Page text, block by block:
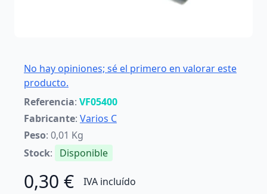
No hay opiniones; sé el primero en valorar este
producto.
Referencia: VF05400
Fabricante: Varios C
Peso: 0,01 Kg
Stock: Disponible
0,30 € IVA incluído